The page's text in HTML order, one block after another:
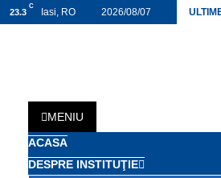
23.3
C
Iasi, RO 2026/08/07
MENIU
ACASA
DESPRE INSTITUŢIE